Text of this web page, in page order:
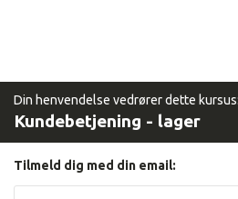
Din henvendelse vedrører dette kursus:
Kundebetjening - lager
Tilmeld dig med din email: